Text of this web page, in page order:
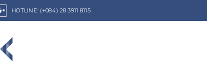
HOTLINE: (+084) 28 3911 8115